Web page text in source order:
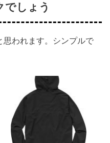
でしょう
思われます。シンプルで